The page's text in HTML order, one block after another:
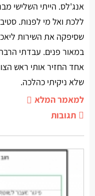
אנג'לס. הייתי השלישי
ללכת ואל מי לפנות.
שסיפקה את השירות
במאור פנים. עבדתי
אחד החזיר אותי ראש
שלא ניקיתי כהלכה.
למאמר המלא
תגובות